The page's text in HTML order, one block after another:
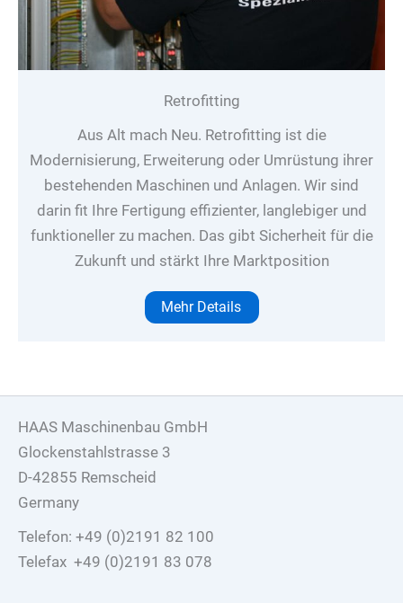
Retrofitting
Aus Alt mach Neu. Retrofitting ist die
Modernisierung, Erweiterung oder Umrüstung ihrer
bestehenden Maschinen und Anlagen. Wir sind
darin fit Ihre Fertigung effizienter, langlebiger und
funktioneller zu machen. Das gibt Sicherheit für die
Zukunft und stärkt Ihre Marktposition
Mehr Details
HAAS Maschinenbau GmbH
Glockenstahlstrasse 3
D-42855 Remscheid
Germany
Telefon: +49 (0)2191 82 100
Telefax +49 (0)2191 83 078